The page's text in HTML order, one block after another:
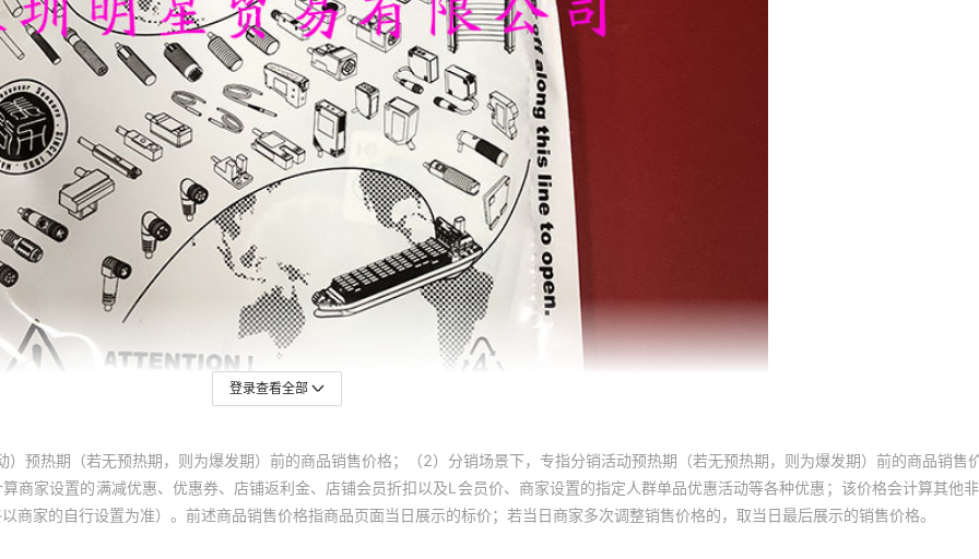
登录查看全部
预热期（若无预热期，则为爆发期）前的商品销售价格；（2）分销场景下，专指分销活动预热期（若无预热期，则为爆发期）前的商品销售
商家设置的满减优惠、优惠券、店铺返利金、店铺会员折扣以及L会员价、商家设置的指定人群单品优惠活动等各种优惠；该价格会计算其他
家的自行设置为准）。前述商品销售价格指商品页面当日展示的标价；若当日商家多次调整销售价格的，取当日最后展示的销售价格。